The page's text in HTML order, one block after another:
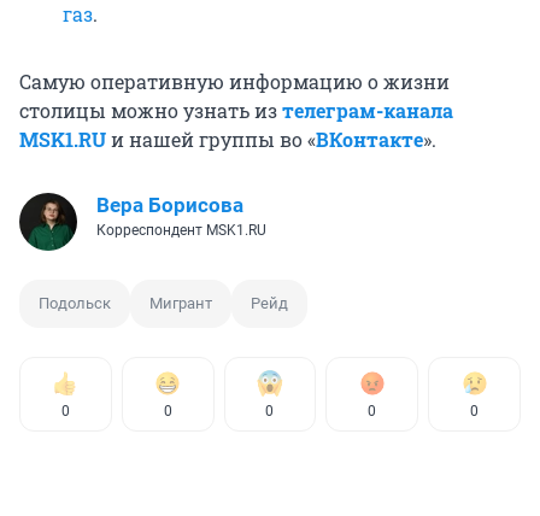
газ.
Самую оперативную информацию о жизни
столицы можно узнать изтелеграм-канала
MSK1.RUи нашей группы во «ВКонтакте».
Вера Борисова
Корреспондент MSK1.RU
Подольск Мигрант Рейд
0 0 0 0 0